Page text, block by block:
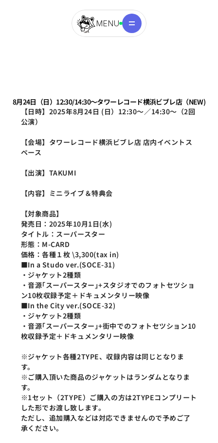
MENU
8月24日（日）12:30/14:30〜タワーレコード横浜ビブレ店（NEW)
【日時】2025年8月24日 (日）12:30～／14:30～（2回
公演）
【会場】タワーレコード横浜ビブレ店 店内イベントス
ペース
【出演】TAKUMI
【内容】ミニライブ＆特典会
【対象商品】
発売日：2025年10月1日(水)
タイトル：スーパースター
形態：M-CARD
価格：各種１枚 \3,300(tax in)
■In a Studo ver.(SOCE-31)
・ジャケット2種類
・音源｢スーパースター｣+スタジオでのフォトセツショ
ン10枚収録予定＋ドキュメンタリー映像
■In the City ver.(SOCE-32)
・ジャケット2種類
・音源｢スーパースター｣+街中でのフォトセツション10
枚収録予定＋ドキュメンタリー映像
※ジャケット各種2TYPE、収録内容は同じとなりま
す。
※ご購入頂いた商品のジャケットはランダムとなりま
す。
※1セット（2TYPE）ご購入の方は2TYPEコンプリート
した形でお渡し致します。
ただし、追加購入などは対応できませんので予めご了
承ください。